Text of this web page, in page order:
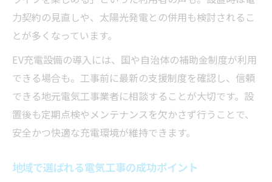
力契約の見直しや、太陽光発電との併用も検討されるこ
とが多くなっています。
EV充電設備の導入には、国や自治体の補助金制度が利用
できる場合も。工事前に最新の支援制度を確認し、信頼
できる地元電気工事業者に相談することが大切です。設
置後も定期点検やメンテナンスを欠かさず行うことで、
安全かつ快適な充電環境が維持できます。
地域で選ばれる電気工事の成功ポイント